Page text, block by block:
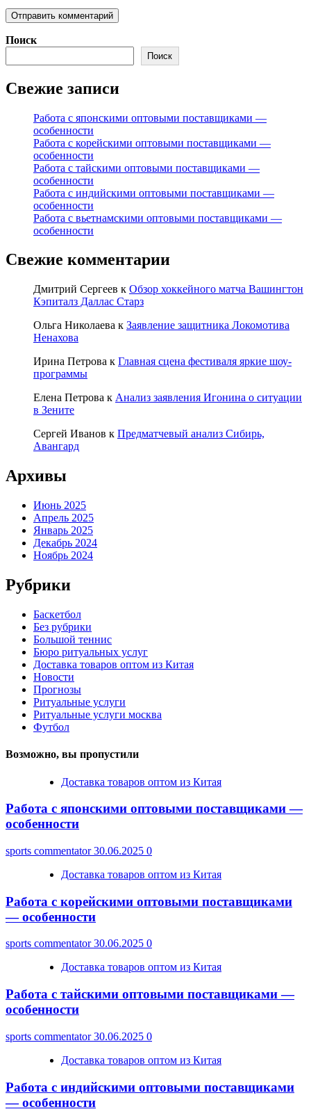
Поиск
Поиск
Свежие записи
Работа с японскими оптовыми поставщиками —
особенности
Работа с корейскими оптовыми поставщиками —
особенности
Работа с тайскими оптовыми поставщиками —
особенности
Работа с индийскими оптовыми поставщиками —
особенности
Работа с вьетнамскими оптовыми поставщиками —
особенности
Свежие комментарии
Дмитрий Сергеев к Обзор хоккейного матча Вашингтон
Кэпиталз Даллас Старз
Ольга Николаева к Заявление защитника Локомотива
Ненахова
Ирина Петрова к Главная сцена фестиваля яркие шоу-
программы
Елена Петрова к Анализ заявления Игонина о ситуации
в Зените
Сергей Иванов к Предматчевый анализ Сибирь,
Авангард
Архивы
Июнь 2025
Апрель 2025
Январь 2025
Декабрь 2024
Ноябрь 2024
Рубрики
Баскетбол
Без рубрики
Большой теннис
Бюро ритуальных услуг
Доставка товаров оптом из Китая
Новости
Прогнозы
Ритуальные услуги
Ритуальные услуги москва
Футбол
Возможно, вы пропустили
Доставка товаров оптом из Китая
Работа с японскими оптовыми поставщиками —
особенности
sports commentator30.06.2025 0
Доставка товаров оптом из Китая
Работа с корейскими оптовыми поставщиками
— особенности
sports commentator30.06.2025 0
Доставка товаров оптом из Китая
Работа с тайскими оптовыми поставщиками —
особенности
sports commentator30.06.2025 0
Доставка товаров оптом из Китая
Работа с индийскими оптовыми поставщиками
— особенности